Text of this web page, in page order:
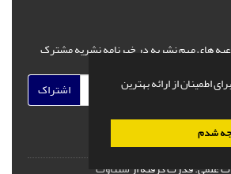
اطمینان از ارائه بهترین
شدم
های مهم نشریه در خبرنامه نشریه مشترک
اشتراک
علمی.قدرت گرفته ازسیناوب